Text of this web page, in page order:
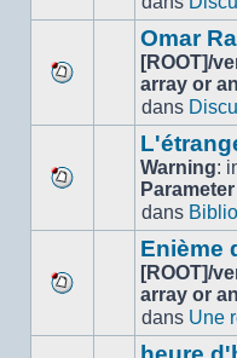
nouveau
message
nouveau
message
Omar
[ROOT]/
array or
dans
nouveau
message
Warning:
dans
nouveau
message
Enième
[ROOT]/
array or
dans Une